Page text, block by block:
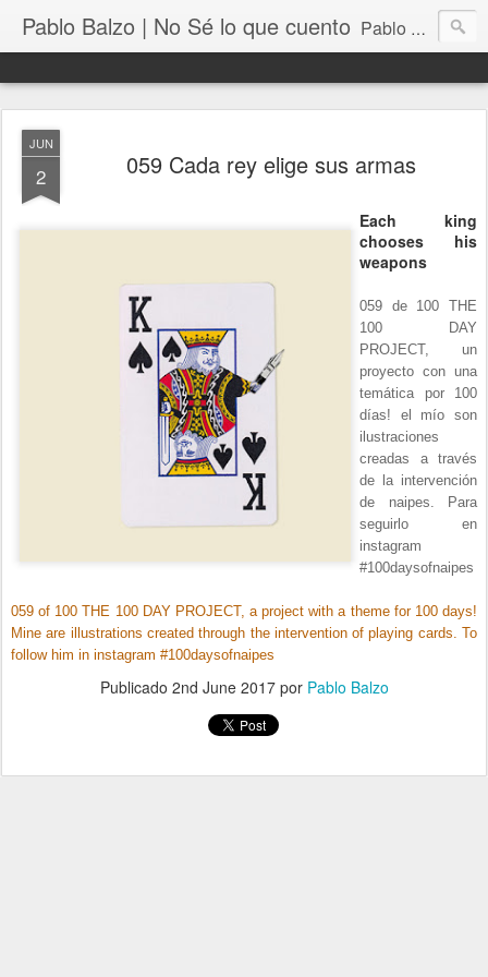
Pablo Balzo | No Sé lo que cuento Pablo Balzo Ilustración-collage
JUN
2 059 Cada rey elige sus armas
Each king
chooses his
weapons
059 de 100 THE
100 DAY
PROJECT, un
proyecto con una
temática por 100
días! el mío son
ilustraciones
creadas a través
de la intervención
de naipes. Para
seguirlo en
instagram
#100daysofnaipes
059 of 100 THE 100 DAY PROJECT, a project with a theme for 100 days!
Mine are illustrations created through the intervention of playing cards. To
follow him in instagram #100daysofnaipes
Publicado 2nd June 2017por Pablo Balzo